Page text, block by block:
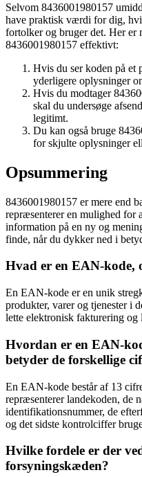
Selvom 8436001980157
have praktisk værdi for dig,
fortolker og bruger det. Her er
8436001980157 effektivt:
Hvis du ser koden på et
yderligere oplysninger
Hvis du modtager
skal du undersøge
legitimt.
Du kan også bruge
for skjulte oplysninger
Opsummering
8436001980157 er mere end
repræsenterer en mulighed for
information på en ny og
finde, når du dykker ned i
Hvad er en EAN-kode,
En EAN-kode er en unik
produkter, varer og tjenester i
lette elektronisk fakturering og
Hvordan er en EAN-
betyder de forskellige
En EAN-kode består af 13
repræsenterer landekoden, de
identifikationsnummer, de
og det sidste kontrolciffer
Hvilke fordele er der
forsyningskæden?